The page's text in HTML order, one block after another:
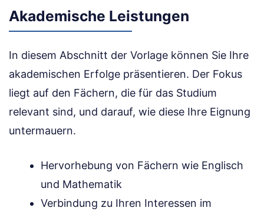
Akademische Leistungen
In diesem Abschnitt der Vorlage können Sie Ihre
akademischen Erfolge präsentieren. Der Fokus
liegt auf den Fächern, die für das Studium
relevant sind, und darauf, wie diese Ihre Eignung
untermauern.
Hervorhebung von Fächern wie Englisch
und Mathematik
Verbindung zu Ihren Interessen im